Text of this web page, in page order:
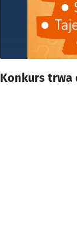
Konkurs trwa